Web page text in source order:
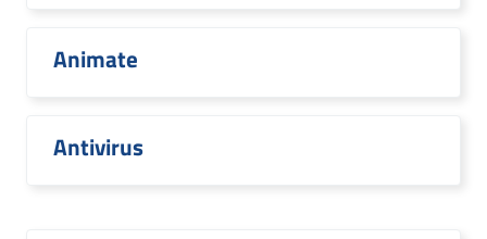
Animate
Antivirus